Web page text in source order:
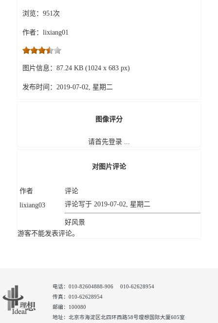
浏览：951次
作者：lixiang01
图片信息：87.24 KB (1024 x 683 px)
发布时间：2019-07-02, 星期二
图像评分
请首先登录 ...
对图片评论
作者
评论
lixiang03
评论写于 2019-07-02, 星期二
好风景
游客不能发表评论。
电话：010-82604888-906 010-62628954
传真：010-62628954
邮编：100080
地址：北京市海淀区北四环西路58号理想国际大厦605室